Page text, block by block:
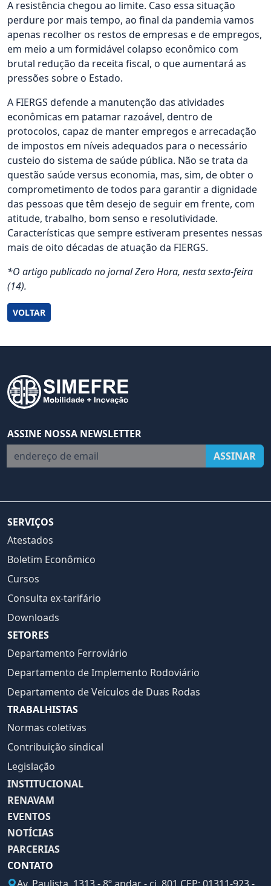
A resistência chegou ao limite. Caso essa situação
perdure por mais tempo, ao final da pandemia vamos
apenas recolher os restos de empresas e de empregos,
em meio a um formidável colapso econômico com
brutal redução da receita fiscal, o que aumentará as
pressões sobre o Estado.
A FIERGS defende a manutenção das atividades
econômicas em patamar razoável, dentro de
protocolos, capaz de manter empregos e arrecadação
de impostos em níveis adequados para o necessário
custeio do sistema de saúde pública. Não se trata da
questão saúde versus economia, mas, sim, de obter o
comprometimento de todos para garantir a dignidade
das pessoas que têm desejo de seguir em frente, com
atitude, trabalho, bom senso e resolutividade.
Características que sempre estiveram presentes nessas
mais de oito décadas de atuação da FIERGS.
*O artigo publicado no jornal Zero Hora, nesta sexta-feira
(14).
VOLTAR
ASSINE NOSSA NEWSLETTER
endereço de email
ASSINAR
SERVIÇOS
Atestados
Boletim Econômico
Cursos
Consulta ex-tarifário
Downloads
SETORES
Departamento Ferroviário
Departamento de Implemento Rodoviário
Departamento de Veículos de Duas Rodas
TRABALHISTAS
Normas coletivas
Contribuição sindical
Legislação
INSTITUCIONAL
RENAVAM
EVENTOS
NOTÍCIAS
PARCERIAS
CONTATO